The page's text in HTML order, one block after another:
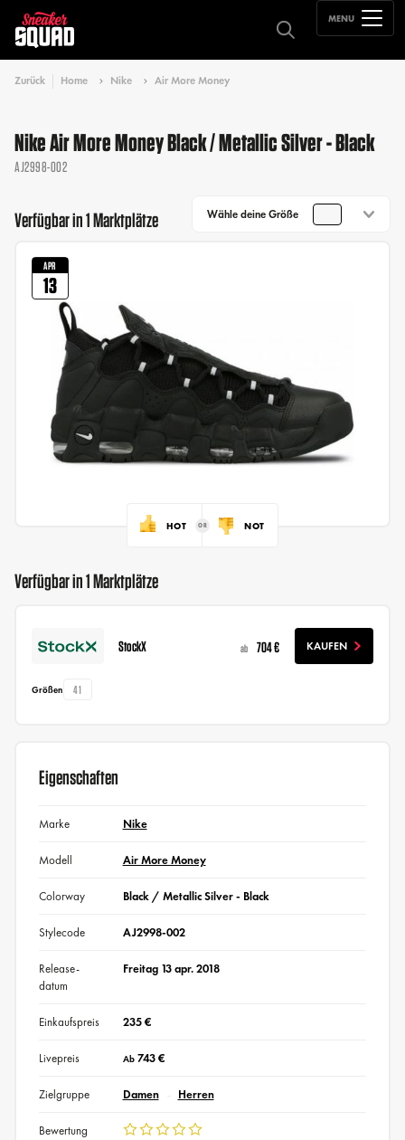
MENU
Zurück Home Nike Air More Money
Nike Air More Money Black / Metallic Silver - Black
AJ2998-002
Verfügbar in 1 Marktplätze Wähle deine Größe
APR
13
HOT NOT
Verfügbar in 1 Marktplätze
StockX ab 704 € KAUFEN
Größen 41
Eigenschaften
Marke Nike
Modell Air More Money
Colorway Black / Metallic Silver - Black
Stylecode AJ2998-002
Release-
datum
Freitag 13 apr. 2018
Einkaufspreis 235 €
Livepreis Ab743 €
Zielgruppe Damen Herren
Bewertung